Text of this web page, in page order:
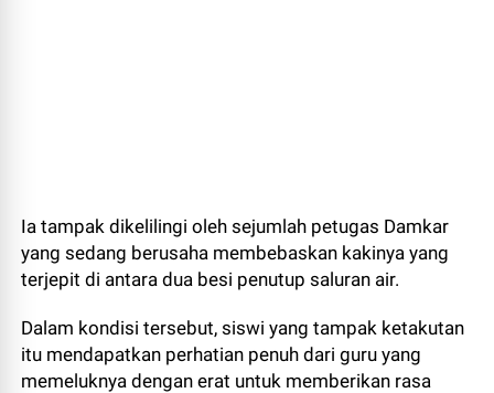
Ia tampak dikelilingi oleh sejumlah petugas Damkar
yang sedang berusaha membebaskan kakinya yang
terjepit di antara dua besi penutup saluran air.
Dalam kondisi tersebut, siswi yang tampak ketakutan
itu mendapatkan perhatian penuh dari guru yang
memeluknya dengan erat untuk memberikan rasa